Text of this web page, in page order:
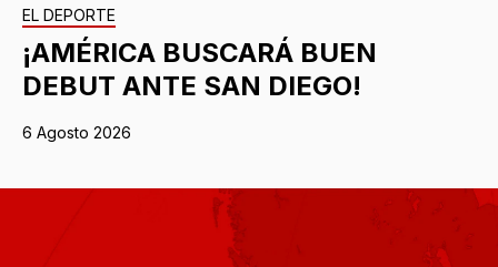
EL DEPORTE
¡AMÉRICA BUSCARÁ BUEN
DEBUT ANTE SAN DIEGO!
6 Agosto 2026